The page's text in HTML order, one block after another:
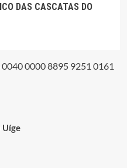
DAS CASCATAS DO
0000 8895 9251 0161
Uíge